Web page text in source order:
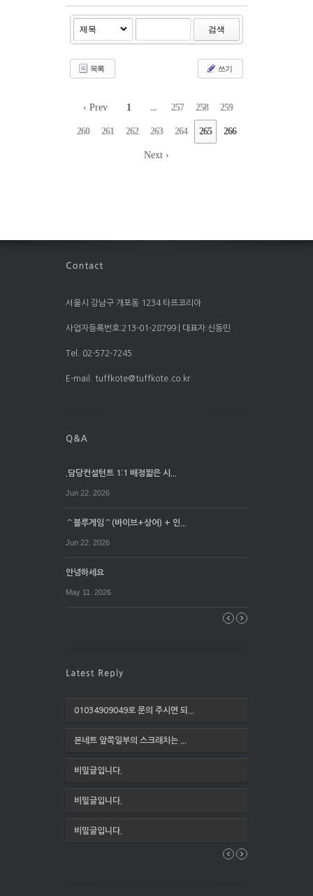
검색
목록 쓰기
‹ Prev 1 ... 257 258 259
260 261 262 263 264 265 266
Next ›
서울시 강남구 개포동 1234 타프코리아
사업자등록번호:213-01-28799 | 대표자:신동민
Tel. 02-572-7245
E-mail. tuffkote@tuffkote.co.kr
.담당컨설턴트 1:1 배정짧은 시...
Jun 22. 2026
⌒블루게임⌒(바이브+상어) + 인...
Jun 22. 2026
안녕하세요
May 11. 2026
01034909049로 문의 주시면 되...
본네트 앞쪽일부의 스크래치는 ...
비밀글입니다.
비밀글입니다.
비밀글입니다.